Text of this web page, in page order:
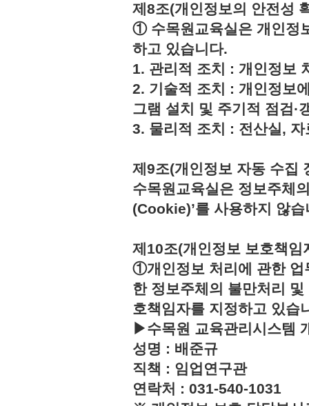
제8조(개인정보의 안전성
① 수목원교육실은 개인정
하고 있습니다.
1. 관리적 조치 : 개인정보
2. 기술적 조치 : 개인정보
그램 설치 및 주기적 점검·
3. 물리적 조치 : 전산실,
제9조(개인정보 자동 수집
수목원교육실은 정보주체
(Cookie)’를 사용하지 않습
제10조(개인정보 보호책임
①개인정보 처리에 관한 업
한 정보주체의 불만처리
호책임자를 지정하고 있습
▶수목원 교육관리시스템
성명 : 배준규
직책 : 임업연구관
연락처 : 031-540-1031